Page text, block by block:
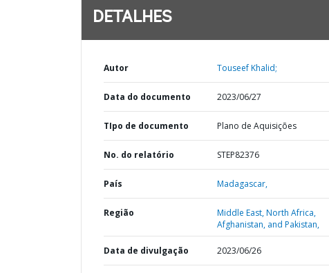
DETALHES
Autor Touseef Khalid;
Data do documento 2023/06/27
TIpo de documento Plano de Aquisições
No. do relatório STEP82376
País Madagascar,
Região
Middle East, North Africa,
Afghanistan, and Pakistan,
Data de divulgação 2023/06/26